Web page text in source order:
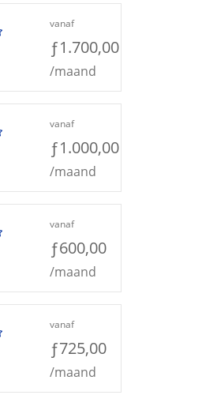
vanaf
ƒ1.700,00
/maand
vanaf
ƒ1.000,00
/maand
vanaf
ƒ600,00
/maand
vanaf
ƒ725,00
/maand